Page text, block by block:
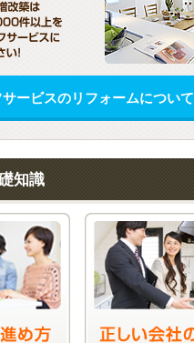
サービスのリフォームについて
知識